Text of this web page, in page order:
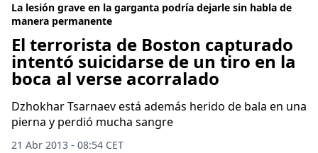
La lesión grave en la garganta podría dejarle sin habla de
manera permanente
El terrorista de Boston capturado
intentó suicidarse de un tiro en la
boca al verse acorralado
Dzhokhar Tsarnaev está además herido de bala en una
pierna y perdió mucha sangre
21 Abr 2013 - 08:54 CET